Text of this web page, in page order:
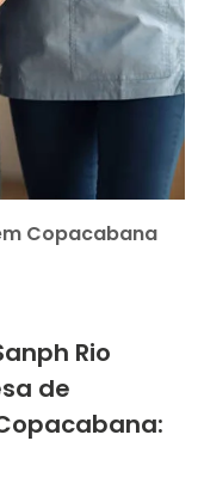
Copacabana
Rio
de